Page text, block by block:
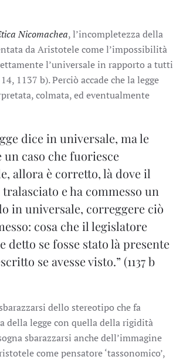
Nicomachea, l’incompletezza della
da Aristotele come l’impossibilità
l’universale in rapporto a tutti
1137 b). Perciò accade che la legge
colmata, ed eventualmente
dice in universale, ma le
caso che fuoriesce
allora è corretto, là dove il
e ha commesso un
in universale, correggere ciò
cosa che il legislatore
detto se fosse stato là presente
se avesse visto.” (1137 b
dello stereotipo che fa
della legge con quella della rigidità
sbarazzarsi anche dell’immagine
come pensatore ‘tassonomico’,